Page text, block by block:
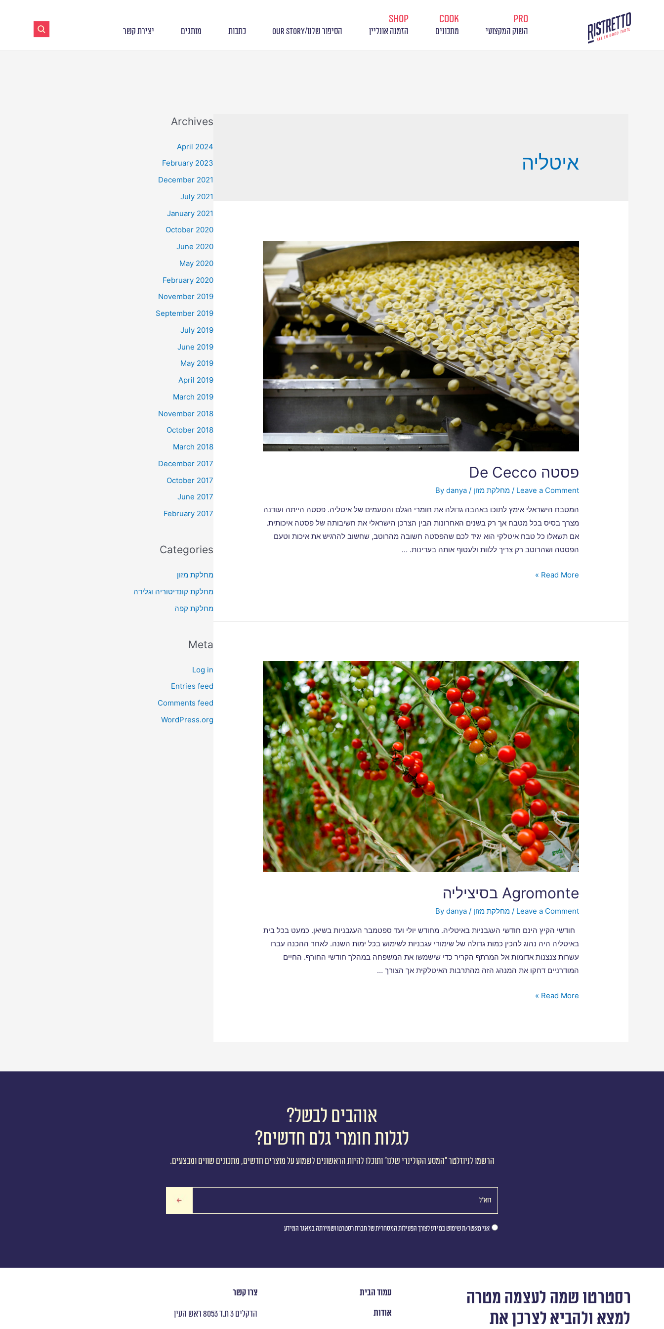
pro
השוק המקצועי
cook
מתכונים
shop
הזמנה אונליין הסיפור שלנו/
OUR STORY כתבות מותגים יצירת קשר
איטליה
פסטה De Cecco
Leave a Comment
/מחלקת מזון / By
danya
המטבח הישראלי אימץ לתוכו באהבה גדולה את חומרי הגלם והטעמים של איטליה. פסטה הייתה ועודנה
מצרך בסיס בכל מטבח אך רק בשנים האחרונות הבין הצרכן הישראלי את חשיבותה של פסטה איכותית.
אם תשאלו כל טבח איטלקי הוא יגיד לכם שהפסטה חשובה מהרוטב, שחשוב להרגיש את איכות וטעם
הפסטה ושהרוטב רק צריך ללוות ולעטוף אותה בעדינות. …
Read More »
Agromonte בסיציליה
Leave a Comment
/מחלקת מזון / By
danya
חודשי הקיץ הינם חודשי העגבניות באיטליה. מחודש יולי ועד ספטמבר העגבניות בשיאן. כמעט בכל בית
באיטליה היה נהוג להכין כמות גדולה של שימורי עגבניות לשימוש בכל ימות השנה. לאחר ההכנה עברו
עשרות צנצנות אדומות אל המרתף הקריר כדי שישמשו את המשפחה במהלך חודשי החורף. החיים
המודרניים דחקו את המנהג הזה מהתרבות האיטלקית אך הצורך …
Read More »
Archives
April 2024
February 2023
December 2021
July 2021
January 2021
October 2020
June 2020
May 2020
February 2020
November 2019
September 2019
July 2019
June 2019
May 2019
April 2019
March 2019
November 2018
October 2018
March 2018
December 2017
October 2017
June 2017
February 2017
Categories
מחלקת מזון
מחלקת קונדיטוריה וגלידה
מחלקת קפה
Meta
Log in
Entries feed
Comments feed
WordPress.org
אוהבים לבשל?
לגלות חומרי גלם חדשים?
הרשמו לניוזלטר ״המסע הקולינרי שלנו״ ותוכלו להיות הראשונים לשמוע על מוצרים חדשים, מתכונים שווים ומבצעים.
אני מאשר/ת שימוש במידע לצורך הפעילות המסחרית של חברת רסטרטו ושמירתה במאגר המידע
רסטרטו שמה לעצמה מטרה
למצא ולהביא לצרכן את
עמוד הבית
אודות
צרו קשר
הדקלים 3 ת.ד 8053 ראש העין